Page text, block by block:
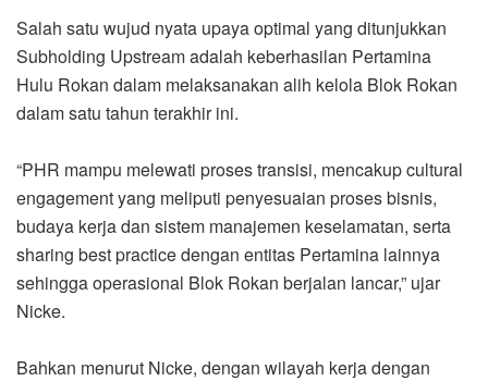
Salah satu wujud nyata upaya optimal yang ditunjukkan
Subholding Upstream adalah keberhasilan Pertamina
Hulu Rokan dalam melaksanakan alih kelola Blok Rokan
dalam satu tahun terakhir ini.
“PHR mampu melewati proses transisi, mencakup cultural
engagement yang meliputi penyesuaian proses bisnis,
budaya kerja dan sistem manajemen keselamatan, serta
sharing best practice dengan entitas Pertamina lainnya
sehingga operasional Blok Rokan berjalan lancar,” ujar
Nicke.
Bahkan menurut Nicke, dengan wilayah kerja dengan